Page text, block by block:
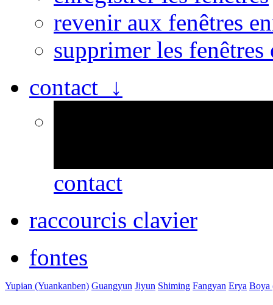
revenir aux fenêtres
supprimer les fenêtres
contact ↓
contact
raccourcis clavier
fontes
Yupian (Yuankanben) Guangyun Jiyun Shiming Fangyan Erya Boya